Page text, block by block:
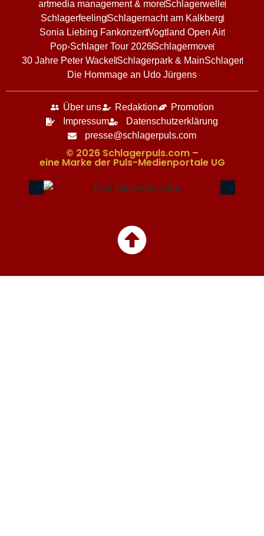
artmedia management & moreSchlagerwelle
SchlagerfeelingSchlagernacht am Kalkberg
Sonia Liebing FankonzertVogtland Open Air
Pop-Schlager Tour 2026Schlagermove
30 Jahre Peter Wackel Schlagerpark & MainSchlager
Die Hommage an Udo Jürgens
Über uns Redaktion
Promotion
Impressum
Datenschutzerklärung
presse@schlagerpuls.com
© 2026 Schlagerpuls.com –
eine Marke der Puls-Medienportale UG​